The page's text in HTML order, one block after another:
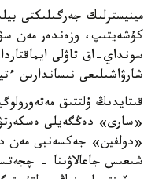
مينيسترلىك جەرگىلىكتى
كۇشەيتىپ، وزەندەر مەن سۋ
سونداي-اق تاۋلى
شارۋاشىلىعى نىساندارىن
قىتايدىڭ ۇلتتىق
«سارى» دەڭگەيلى ەسكەرتۋ
«دولفين» جەكسەنبى مەن
شىعىس جاعالاۋىنا -